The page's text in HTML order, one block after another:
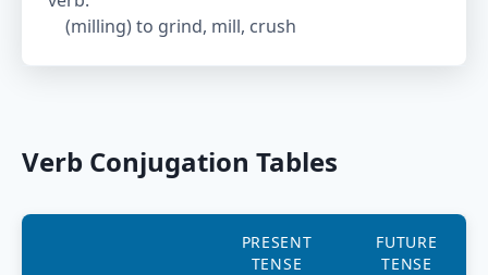
(milling) to grind, mill, crush
Verb Conjugation Tables
PRESENT
TENSE
FUTURE
TENSE